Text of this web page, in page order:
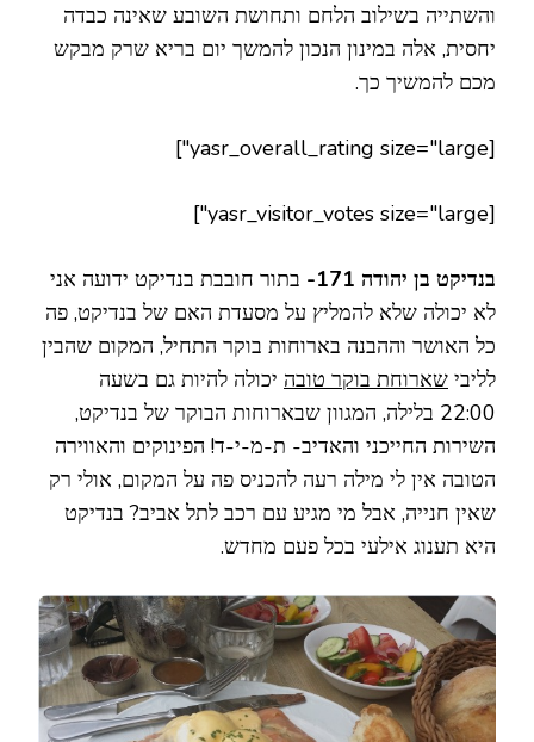
והשתייה בשילוב הלחם ותחושת השובע שאינה כבדה
יחסית, אלה במינון הנכון להמשך יום בריא שרק מבקש
מכם להמשיך כך.
[yasr_overall_rating size="large"]
[yasr_visitor_votes size="large"]
בנדיקט בן יהודה 171-
בתור חובבת בנדיקט ידועה אני
לא יכולה שלא להמליץ על מסעדת האם של בנדיקט, פה
כל האושר וההבנה בארוחות בוקר התחיל, המקום שהבין
לליבי שארוחת בוקר טובה יכולה להיות גם בשעה
22:00 בלילה, המגוון שבארוחות הבוקר של בנדיקט,
השירות החייכני והאדיב- ת-מ-י-ד! הפינוקים והאווירה
הטובה אין לי מילה רעה להכניס פה על המקום, אולי רק
שאין חנייה, אבל מי מגיע עם רכב לתל אביב? בנדיקט
היא תענוג אילעי בכל פעם מחדש.